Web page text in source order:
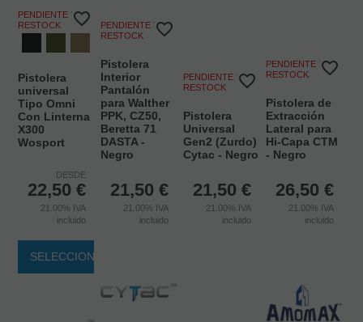
PENDIENTE DE
RESTOCK
Pistolera
universal
Tipo Omni
Con Linterna
X300
Wosport
DESDE
22,50 €
21.00% IVA
incluido
SELECCIONAR
PENDIENTE DE
RESTOCK
Pistolera
Interior
Pantalón
para Walther
PPK, CZ50,
Beretta 71
DASTA -
Negro
21,50 €
21.00% IVA
incluido
PENDIENTE DE
RESTOCK
Pistolera
Universal
Gen2 (Zurdo)
Cytac - Negro
21,50 €
21.00% IVA
incluido
PENDIENTE DE
RESTOCK
Pistolera de
Extracción
Lateral para
Hi-Capa CTM
- Negro
26,50 €
21.00% IVA
incluido